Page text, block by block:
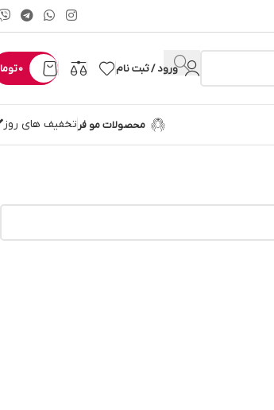
ورود / ثبت نام 0
محصولات مو فر تخفیف های روز